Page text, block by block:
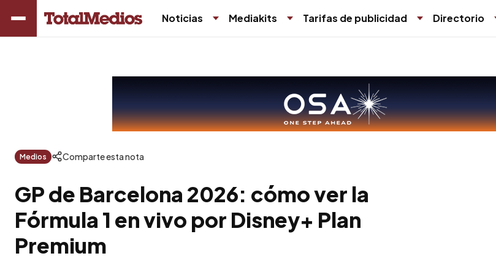
Noticias Mediakits Tarifas de publicidad Directorio
Medios Comparte esta nota
GP de Barcelona 2026: cómo ver la
Fórmula 1 en vivo por Disney+ Plan
Premium